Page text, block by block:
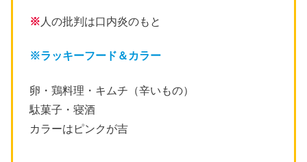
※ 人の批判は口内炎のもと
※ラッキーフード ＆カラー
卵・鶏料理・キムチ（辛いもの）
駄菓子・寝酒
カラーは ピンク が吉